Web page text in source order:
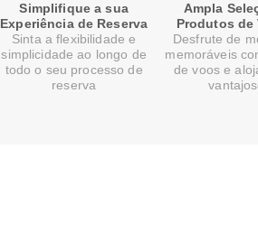
Simplifique a sua
Experiência de Reserva
Sinta a flexibilidade e
simplicidade ao longo de
todo o seu processo de
reserva
Ampla
Produtos de
Desfrute de
memoráveis
de voos e